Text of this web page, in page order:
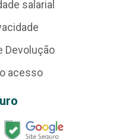
salarial
Devolução
acesso